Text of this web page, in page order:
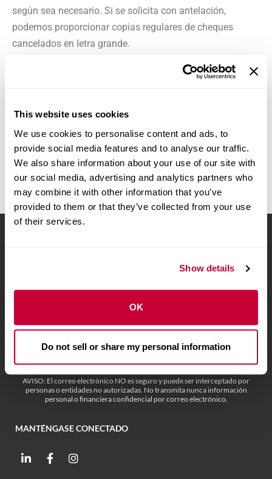
This website uses cookies
We use cookies to personalise content and ads, to
provide social media features and to analyse our traffic.
We also share information about your use of our site with
our social media, advertising and analytics partners who
may combine it with other information that you’ve
provided to them or that they’ve collected from your use
of their services.
Show details
OK
Do not sell or share my personal information
según sea necesario. Si se solicita con antelación,
podemos proporcionar copias regulares de cheques
cancelados en letra grande.
Alojamientos adicionales para discapacitados
discapacidad que no se han abordado anteriormente,
revisaremos las solicitudes individuales relacionadas con
las necesidades especiales caso por caso. Siempre
trataremos de ofrecer adaptaciones razonables.
Localizar una sucursal o un cajero automático
Llame al (479) 621-6800Abre en tu aplicación
AVISO: El correo electrónico NO es seguro y puede ser interceptado por
personas o entidades no autorizadas. No transmita nunca información
personal o financiera confidencial por correo electrónico.
MANTÉNGASE CONECTADO